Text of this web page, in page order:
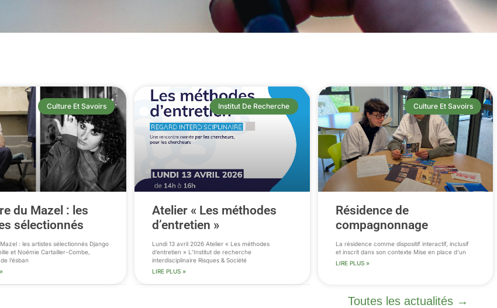
Culture Et Savoirs
du Mazel : les
sélectionnés
: les artistes sélectionnés Django
et Noémie Cartailler-Combe,
l’ésban
Institut De Recherche
Atelier « Les méthodes
d’entretien »
Lundi 13 avril 2026 Atelier « Les méthodes
d’entretien » L’Institut de recherche
interdisciplinaire Risques & Société
LIRE PLUS »
Culture Et Savoirs
Résidence de
compagnonnage
La résidence comme dispositif interactif, inclusif
et inscrit dans son contexte Mise en place d’un
LIRE PLUS »
Toutes les actualités →